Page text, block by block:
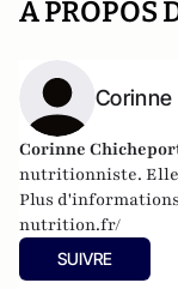
A PROPOS
Corinne
nutritionniste. Elle
Plus
nutrition.fr/
SUIVRE